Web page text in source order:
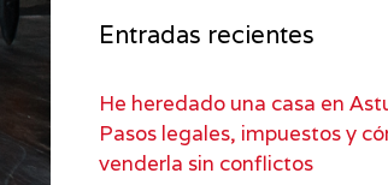
Entradas recientes
He heredado una casa en
Pasos legales, impuestos y
venderla sin conflictos